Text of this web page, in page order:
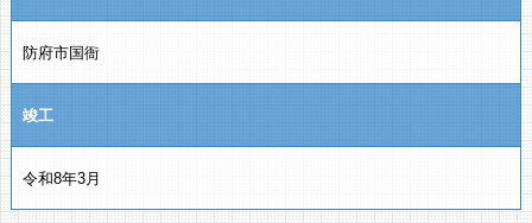
防府市国衙
竣工
令和8年3月